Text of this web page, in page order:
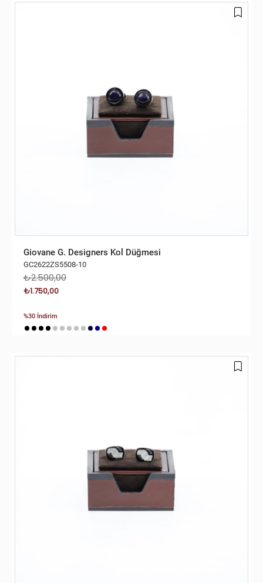
Giovane G. Designers Kol Düğmesi
GC2622ZS5508-10
₺2.500,00
₺1.750,00
%30 İndirim